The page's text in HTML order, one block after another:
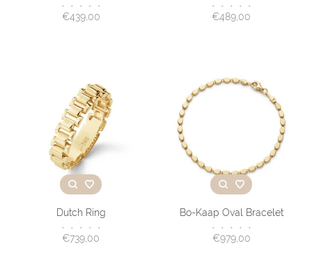
• • • • •
€439,00
• • • • •
€489,00
Dutch Ring
• • • • •
€739,00
Bo-Kaap Oval Bracelet
• • • • •
€979,00